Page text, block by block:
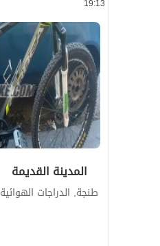
19:13
المدينة القديمة
طنجة, الدراجات الهوائية